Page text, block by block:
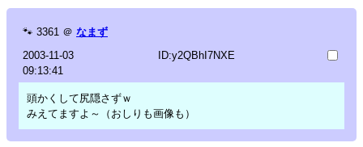
🐾 3361 ＠ なまず
2003-11-03
09:13:41
ID:y2QBhI7NXE
頭かくして尻隠さずｗ
みえてますよ～（おしりも画像も）